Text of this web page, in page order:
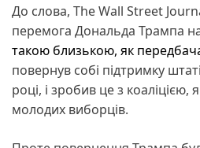
До слова, The Wall Street
перемога Дональда Трампа
такою близькою, як
повернув собі підтримку
році, і зробив це з
молодих виборців.